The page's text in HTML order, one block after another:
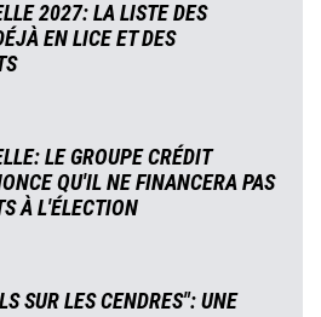
2027: LA LISTE DES
EN LICE ET DES
LE GROUPE CRÉDIT
QU'IL NE FINANCERA PAS
À L'ÉLECTION
SUR LES CENDRES": UNE